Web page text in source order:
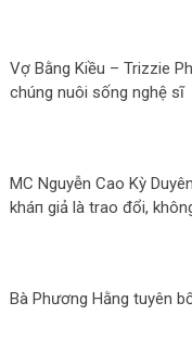
Vợ Bằng Kiều – Trizzie
chúng nuôi sống nghệ sĩ
MC Nguyễn Cao Kỳ
kháп giả là trao đổi,
Bà Phương Hằng tuyên